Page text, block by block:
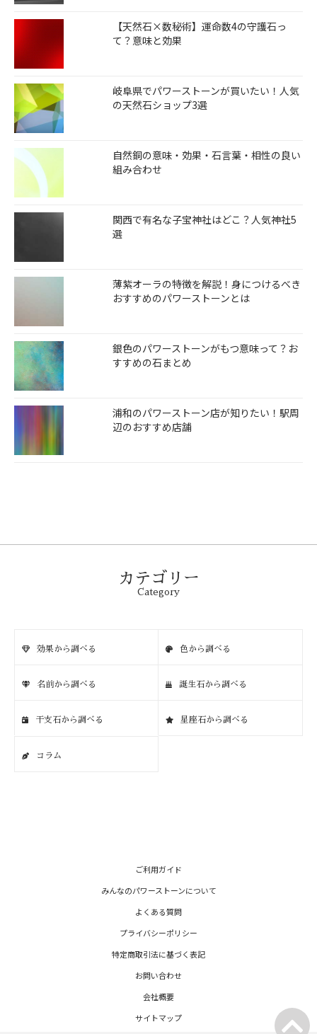
【天然石×数秘術】運命数4の守護石っ
て？意味と効果
岐阜県でパワーストーンが買いたい！人気
の天然石ショップ3選
自然銅の意味・効果・石言葉・相性の良い
組み合わせ
関西で有名な子宝神社はどこ？人気神社5
選
薄紫オーラの特徴を解説！身につけるべき
おすすめのパワーストーンとは
銀色のパワーストーンがもつ意味って？お
すすめの石まとめ
浦和のパワーストーン店が知りたい！駅周
辺のおすすめ店舗
カテゴリー
Category
効果から調べる 色から調べる
名前から調べる 誕生石から調べる
干支石から調べる 星座石から調べる
コラム
ご利用ガイド
みんなのパワーストーンについて
よくある質問
プライバシーポリシー
特定商取引法に基づく表記
お問い合わせ
会社概要
サイトマップ